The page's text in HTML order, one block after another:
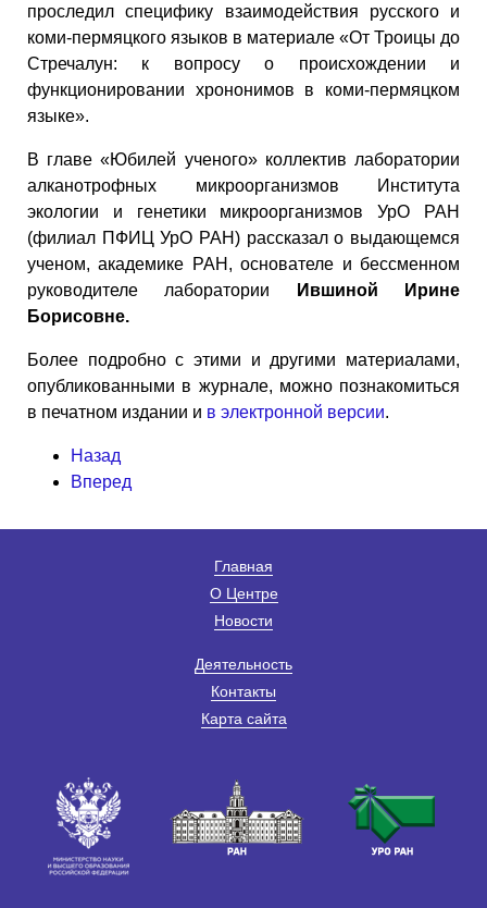
проследил специфику взаимодействия русского и
коми-пермяцкого языков в материале «От Троицы до
Стречалун: к вопросу о происхождении и
функционировании хрононимов в коми-пермяцком
языке».
В главе «Юбилей ученого» коллектив лаборатории
алканотрофных микроорганизмов Института
экологии и генетики микроорганизмов УрО РАН
(филиал ПФИЦ УрО РАН) рассказал о выдающемся
ученом, академике РАН, основателе и бессменном
руководителе лаборатории Ившиной Ирине
Борисовне.
Более подробно с этими и другими материалами,
опубликованными в журнале, можно познакомиться
в печатном издании и в электронной версии.
Назад
Вперед
Главная
О Центре
Новости
Деятельность
Контакты
Карта сайта